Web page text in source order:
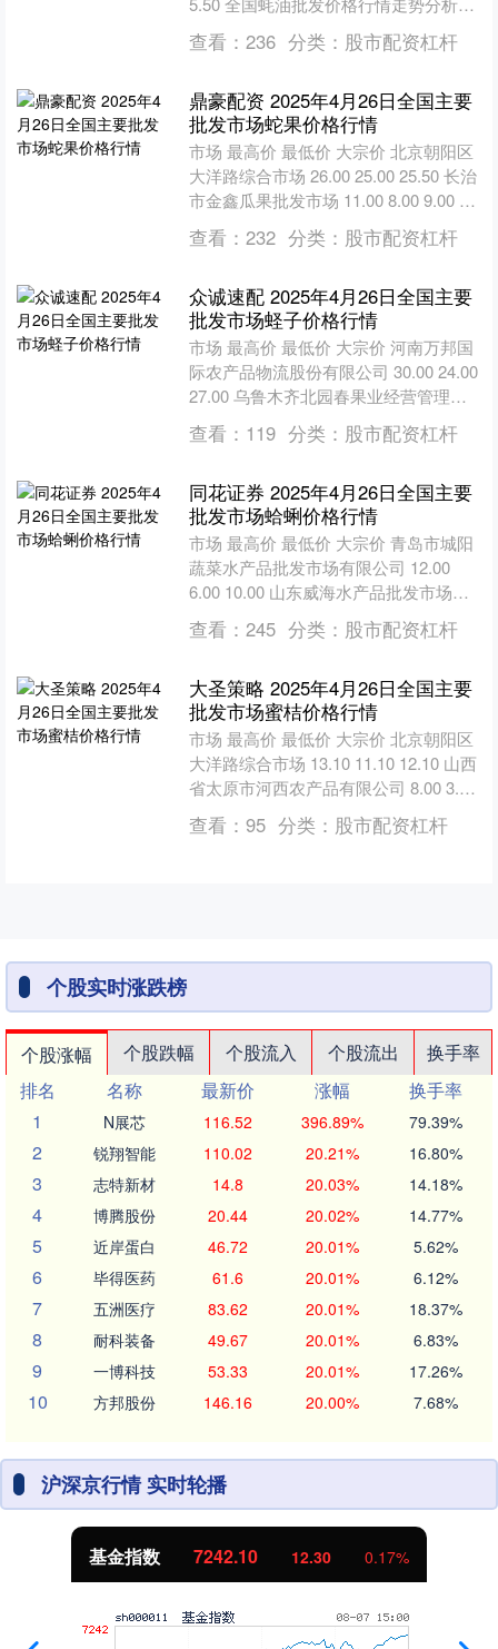
瑞易配 从今日全国蚝油批发市场价格....
查看： 236 分类： 股市配资杠杆
鼎豪配资 2025年4月26日全国主要
批发市场蛇果价格行情
市场 最高价 最低价 大宗价 北京朝阳区
大洋路综合市场 26.00 25.00 25.50 长治
市金鑫瓜果批发市场 11.00 8.00 9.00 济
南堤口果品....
查看： 232 分类： 股市配资杠杆
众诚速配 2025年4月26日全国主要
批发市场蛏子价格行情
市场 最高价 最低价 大宗价 河南万邦国
际农产品物流股份有限公司 30.00 24.00
27.00 乌鲁木齐北园春果业经营管理有
限责任公司 55.00 38.....
查看： 119 分类： 股市配资杠杆
同花证券 2025年4月26日全国主要
批发市场蛤蜊价格行情
市场 最高价 最低价 大宗价 青岛市城阳
蔬菜水产品批发市场有限公司 12.00
6.00 10.00 山东威海水产品批发市场
10.00 8.00 10.00 ....
查看： 245 分类： 股市配资杠杆
大圣策略 2025年4月26日全国主要
批发市场蜜桔价格行情
市场 最高价 最低价 大宗价 北京朝阳区
大洋路综合市场 13.10 11.10 12.10 山西
省太原市河西农产品有限公司 8.00 3.80
5.90 长治市....
查看： 95 分类： 股市配资杠杆
个股实时涨跌榜
个股涨幅 个股跌幅 个股流入 个股流出
换手率
排名
名称 最新价 涨幅
换手率
1
N展芯 116.52 396.89% 79.39%
2 锐翔智能 110.02 20.21% 16.80%
3 志特新材 14.8 20.03% 14.18%
4 博腾股份 20.44 20.02% 14.77%
5 近岸蛋白 46.72 20.01% 5.62%
6 毕得医药 61.6 20.01% 6.12%
7 五洲医疗 83.62 20.01% 18.37%
8 耐科装备 49.67 20.01% 6.83%
9 一博科技 53.33 20.01% 17.26%
10 方邦股份 146.16 20.00% 7.68%
沪深京行情 实时轮播
基金指数 7242.10 12.30 0.17%